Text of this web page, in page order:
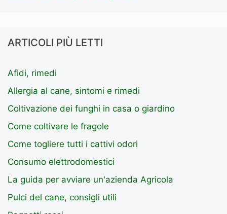
ARTICOLI PIÙ LETTI
Afidi, rimedi
Allergia al cane, sintomi e rimedi
Coltivazione dei funghi in casa o giardino
Come coltivare le fragole
Come togliere tutti i cattivi odori
Consumo elettrodomestici
La guida per avviare un'azienda Agricola
Pulci del cane, consigli utili